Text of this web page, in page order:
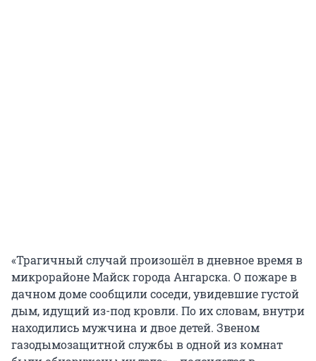
«Трагичный случай произошёл в дневное время в
микрорайоне Майск города Ангарска. О пожаре в
дачном доме сообщили соседи, увидевшие густой
дым, идущий из-под кровли. По их словам, внутри
находились мужчина и двое детей. Звеном
газодымозащитной службы в одной из комнат